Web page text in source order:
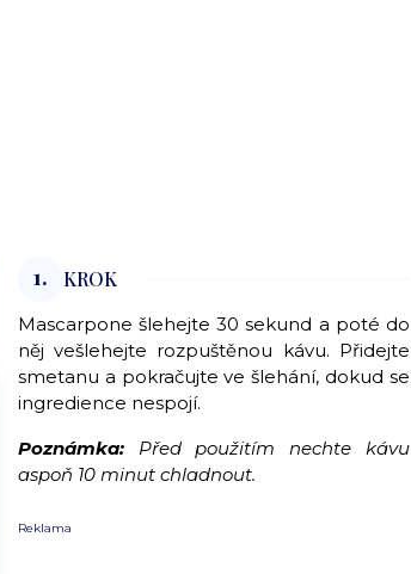
1. KROK
Mascarpone šlehejte 30 sekund a poté do
něj vešlehejte rozpuštěnou kávu. Přidejte
smetanu a pokračujte ve šlehání, dokud se
ingredience nespojí.
Poznámka: Před použitím nechte kávu
aspoň 10 minut chladnout.
Reklama